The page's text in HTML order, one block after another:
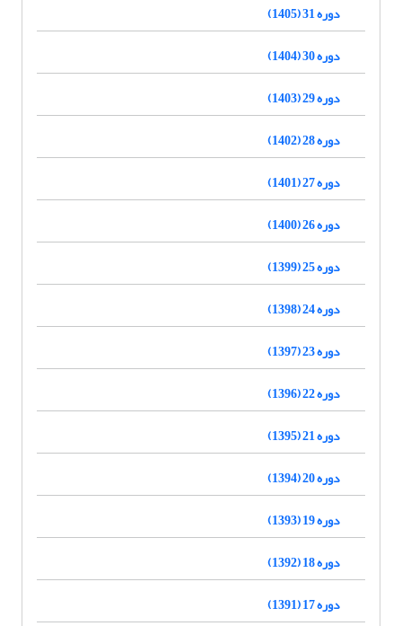
دوره 31 (1405)
دوره 30 (1404)
دوره 29 (1403)
دوره 28 (1402)
دوره 27 (1401)
دوره 26 (1400)
دوره 25 (1399)
دوره 24 (1398)
دوره 23 (1397)
دوره 22 (1396)
دوره 21 (1395)
دوره 20 (1394)
دوره 19 (1393)
دوره 18 (1392)
دوره 17 (1391)